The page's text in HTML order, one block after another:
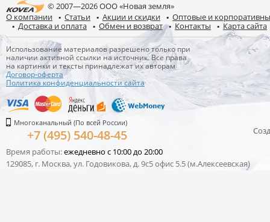
© 2007—2026 ООО «Новая земля»
О компании
Статьи Акции и скидки
Оптовые и
Доставка и оплата
Обмен и возврат Контакты Карта сайта
Использование материалов разрешено только при
наличии активной ссылки на источник. Все права
на картинки и тексты принадлежат их авторам
Договор-оферта
Политика конфиденциальности сайта
Многоканальный (По всей России)
+7 (495) 540-48-45
Время работы:ежедневно с 10:00 до 20:00
129085, г. Москва, ул. Годовикова, д. 9с5 офис 5.5 (м.Алексеевская)